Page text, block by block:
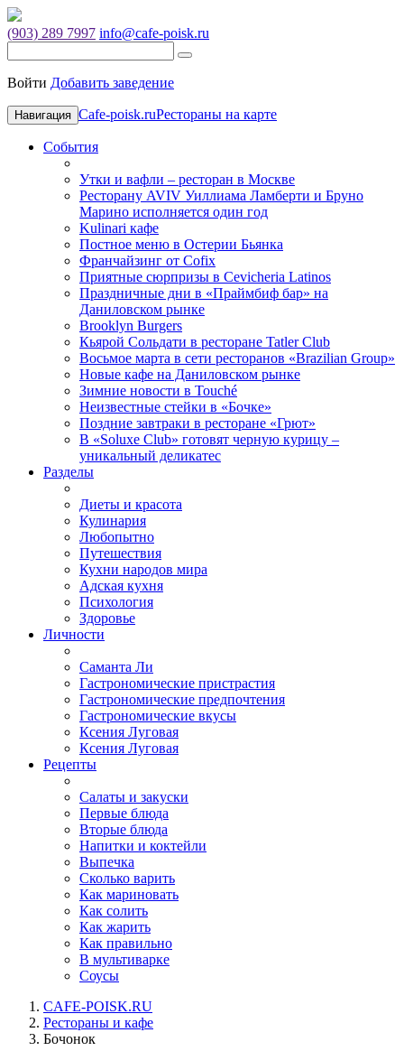
(903) 289 7997 info@cafe-poisk.ru
Войти Добавить заведение
Навигация Cafe-poisk.ruРестораны на карте
События
Утки и вафли – ресторан в Москве
Ресторану AVIV Уиллиама Ламберти и Бруно
Марино исполняется один год
Kulinari кафе
Постное меню в Остерии Бьянка
Франчайзинг от Cofix
Приятные сюрпризы в Cevicheria Latinos
Праздничные дни в «Праймбиф бар» на
Даниловском рынке
Brooklyn Burgers
Кьярой Сольдати в ресторане Tatler Club
Восьмое марта в сети ресторанов «Brazilian Group»
Новые кафе на Даниловском рынке
Зимние новости в Touché
Неизвестные стейки в «Бочке»
Поздние завтраки в ресторане «Грют»
В «Soluxe Club» готовят черную курицу –
уникальный деликатес
Разделы
Диеты и красота
Кулинария
Любопытно
Путешествия
Кухни народов мира
Адская кухня
Психология
Здоровье
Личности
Саманта Ли
Гастрономические пристрастия
Гастрономические предпочтения
Гастрономические вкусы
Ксения Луговая
Ксения Луговая
Рецепты
Салаты и закуски
Первые блюда
Вторые блюда
Напитки и коктейли
Выпечка
Сколько варить
Как мариновать
Как солить
Как жарить
Как правильно
В мультиварке
Соусы
CAFE-POISK.RU
Рестораны и кафе
Бочонок